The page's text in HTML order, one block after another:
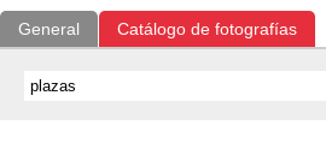
General Catálogo de fotografías